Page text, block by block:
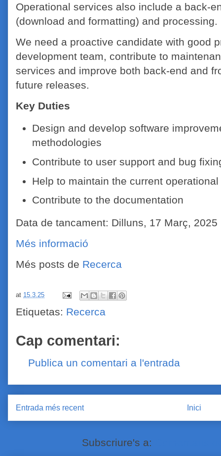
Operational services also include a back-
(download and formatting) and processing.
We need a proactive candidate with good
development team, contribute to
services and improve both back-end and
future releases.
Key Duties
Design and develop software
methodologies
Contribute to user support and bug
Help to maintain the current
Contribute to the documentation
Data de tancament: Dilluns, 17 Març, 2025
Més informació
Més posts de Recerca
at 15.3.25
Etiquetas: Recerca
Cap comentari:
Publica un comentari a l'entrada
Entrada més recent Inici
Subscriure's a: